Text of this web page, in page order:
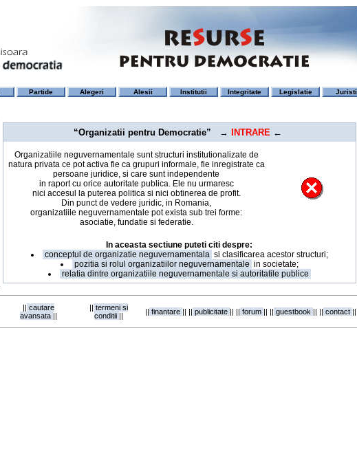
Partide Alegeri Alesii Institutii Integritate Legislatie Juristi
“Organizatii pentru Democratie” → INTRARE ←
Organizatiile neguvernamentale sunt structuri institutionalizate de
natura privata ce pot activa fie ca grupuri informale, fie inregistrate ca
persoane juridice, si care sunt independente
in raport cu orice autoritate publica. Ele nu urmaresc
nici accesul la puterea politica si nici obtinerea de profit.
Din punct de vedere juridic, in Romania,
organizatiile neguvernamentale pot exista sub trei forme:
asociatie, fundatie si federatie.
In aceasta sectiune puteti citi despre:
conceptul de organizatie neguvernamentala si clasificarea acestor structuri;
pozitia si rolul organizatiilor neguvernamentale in societate;
relatia dintre organizatiile neguvernamentale si autoritatile publice
|| cautare
avansata ||
|| termeni si
conditii || || finantare || || publicitate || || forum || || guestbook || || contact ||